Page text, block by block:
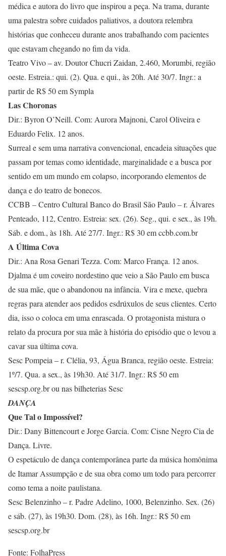
médica e autora do livro que inspirou a peça. Na trama, durante
uma palestra sobre cuidados paliativos, a doutora relembra
histórias que conheceu durante anos trabalhando com pacientes
que estavam chegando no fim da vida.
Teatro Vivo – av. Doutor Chucri Zaidan, 2.460, Morumbi, região
oeste. Estreia.: qui. (2). Qua. e qui., às 20h. Até 30/7. Ingr.: a
partir de R$ 50 em Sympla
Las Choronas
Dir.: Byron O’Neill. Com: Aurora Majnoni, Carol Oliveira e
Eduardo Felix. 12 anos.
Surreal e sem uma narrativa convencional, encadeia situações que
passam por temas como identidade, marginalidade e a busca por
sentido em um mundo em colapso, incorporando elementos de
dança e do teatro de bonecos.
CCBB – Centro Cultural Banco do Brasil São Paulo – r. Álvares
Penteado, 112, Centro. Estreia: sex. (26). Seg., qui. e sex., às 19h.
Sáb. e dom., às 18h. Até 27/7. Ingr.: R$ 30 em ccbb.com.br
A Última Cova
Dir.: Ana Rosa Genari Tezza. Com: Marco França. 12 anos.
Djalma é um coveiro nordestino que veio a São Paulo em busca
de sua mãe, que o abandonou na infância. Vira e mexe, quebra
regras para atender aos pedidos esdrúxulos de seus clientes. Certo
dia, isso o coloca em uma enrascada. O protagonista mistura o
relato da procura por sua mãe à história do episódio que o levou a
cavar sua última cova.
Sesc Pompeia – r. Clélia, 93, Água Branca, região oeste. Estreia:
1º/7. Qua. a sex., às 19h30. Até 31/7. Ingr.: R$ 50 em
sescsp.org.br ou nas bilheterias Sesc
DANÇA
Que Tal o Impossível?
Dir.: Dany Bittencourt e Jorge Garcia. Com: Cisne Negro Cia de
Dança. Livre.
O espetáculo de dança contemporânea parte da música homônima
de Itamar Assumpção e de sua obra como um todo para percorrer
como tema a noite paulistana.
Sesc Belenzinho – r. Padre Adelino, 1000, Belenzinho. Sex. (26)
e sáb. (27), às 19h30. Dom. (28), às 16h. Ingr.: R$ 50 em
sescsp.org.br
Fonte: FolhaPress